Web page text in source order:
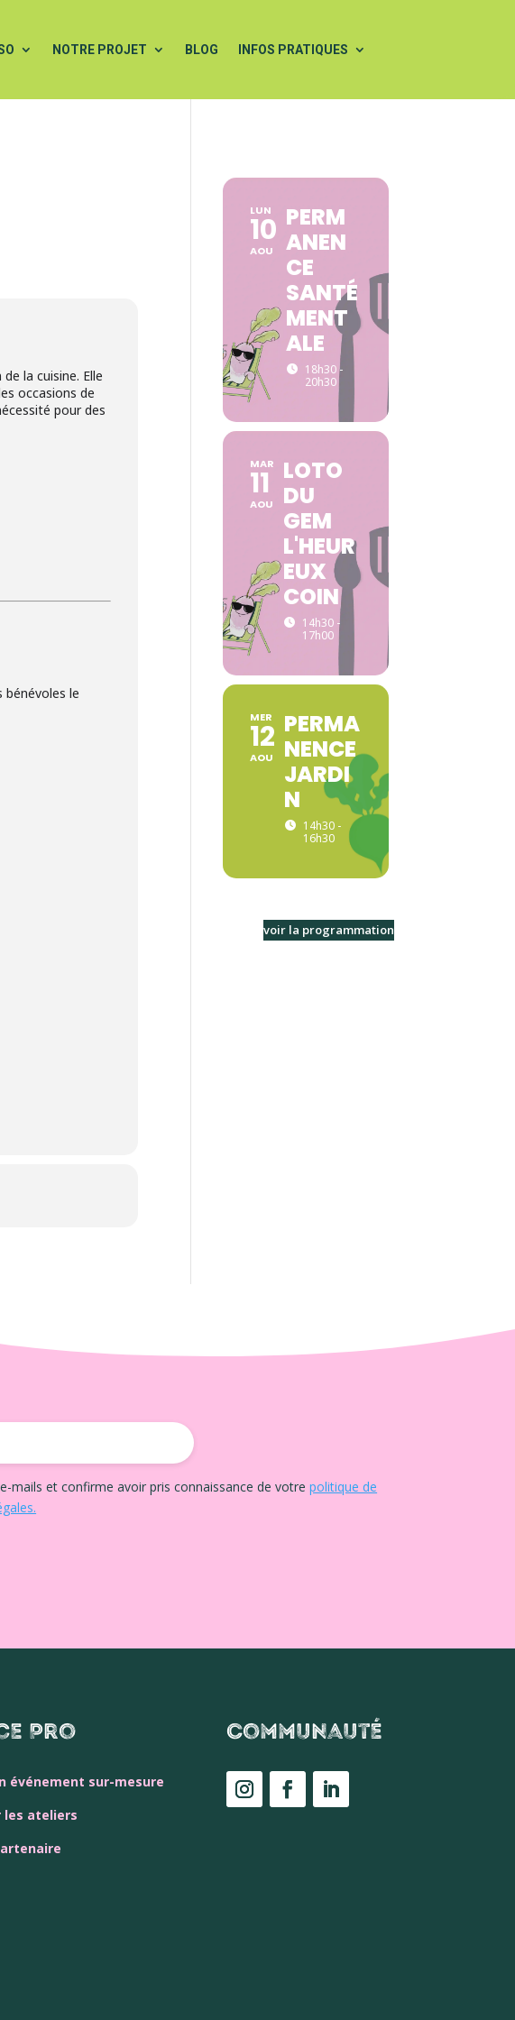
NOTRE PROJET BLOG INFOS PRATIQUES
la cuisine. Elle
occasions de
pour des
bénévoles le
LUN
10
AOU
PERM
ANEN
CE
SANTÉ
MENT
ALE
18h30 -
20h30
MAR
11
AOU
LOTO
DU
GEM
L'HEUR
EUX
COIN
14h30 -
17h00
MER
12
AOU
PERMA
NENCE
JARDI
N
14h30 -
16h30
voir la programmation
mails et confirme avoir pris connaissance de votrepolitique de
Pro
événement sur-mesure
les ateliers
Communauté